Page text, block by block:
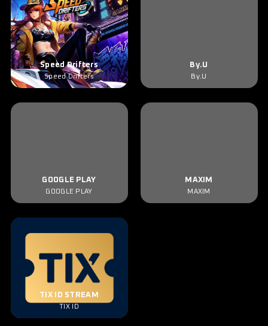
Speed Drifters
Speed Drifters
By.U
By.U
GOOGLE PLAY
GOOGLE PLAY
MAXIM
MAXIM
TIX ID STREAM
TIX ID